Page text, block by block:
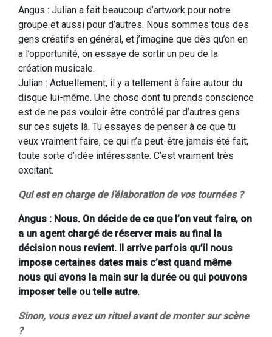
Angus : Julian a fait beaucoup d’artwork pour notre
groupe et aussi pour d’autres. Nous sommes tous des
gens créatifs en général, et j’imagine que dès qu’on en
a l’opportunité, on essaye de sortir un peu de la
création musicale.
Julian : Actuellement, il y a tellement à faire autour du
disque lui-même. Une chose dont tu prends conscience
est de ne pas vouloir être contrôlé par d’autres gens
sur ces sujets là. Tu essayes de penser à ce que tu
veux vraiment faire, ce qui n’a peut-être jamais été fait,
toute sorte d’idée intéressante. C’est vraiment très
excitant.
Qui est en charge de l’élaboration de vos tournées ?
Angus : Nous. On décide de ce que l’on veut faire, on
a un agent chargé de réserver mais au final la
décision nous revient. Il arrive parfois qu’il nous
impose certaines dates mais c’est quand même
nous qui avons la main sur la durée ou qui pouvons
imposer telle ou telle autre.
Sinon, vous avez un rituel avant de monter sur scène
?